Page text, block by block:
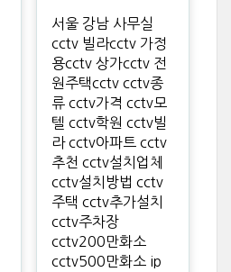
서울 강남 사무실
cctv 빌라cctv 가정
용cctv 상가cctv 전
원주택cctv cctv종
류 cctv가격 cctv모
텔 cctv학원 cctv빌
라 cctv아파트 cctv
추천 cctv설치업체
cctv설치방법 cctv
주택 cctv추가설치
cctv주차장
cctv200만화소
cctv500만화소 ip